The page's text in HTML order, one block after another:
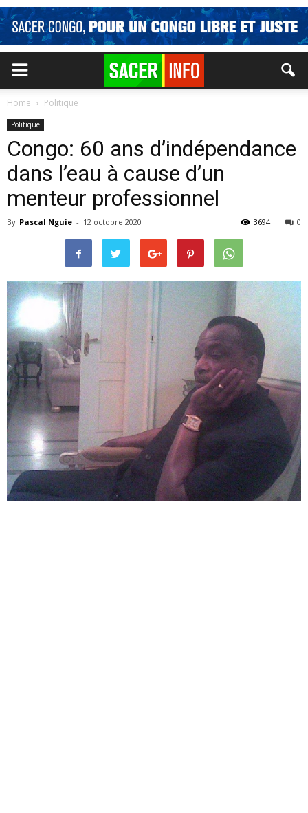
Home Politique
Politique
Congo: 60 ans d’indépendance
dans l’eau à cause d’un
menteur professionnel
By Pascal Nguie - 12 octobre 2020 0
3694